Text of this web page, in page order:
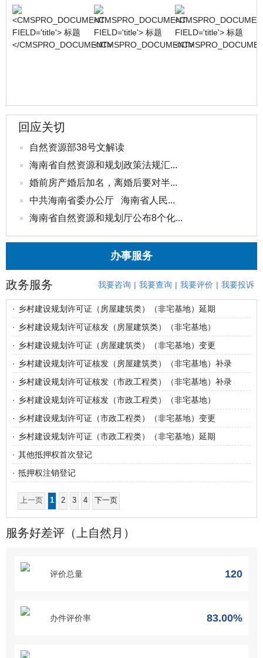
回应关切
自然资源部38号文解读
海南省自然资源和规划政策法规汇...
婚前房产婚后加名，离婚后要对半...
中共海南省委办公厅 海南省人民...
海南省自然资源和规划厅公布8个化...
办事服务
政务服务 我要咨询 | 我要查询 | 我要评价 | 我要投诉
· 乡村建设规划许可证（房屋建筑类）（非宅基地）延期
· 乡村建设规划许可证核发（房屋建筑类）（非宅基地）
· 乡村建设规划许可证（房屋建筑类）（非宅基地）变更
· 乡村建设规划许可证核发（房屋建筑类）（非宅基地）补录
· 乡村建设规划许可证核发（市政工程类）（非宅基地）补录
· 乡村建设规划许可证核发（市政工程类）（非宅基地）
· 乡村建设规划许可证（市政工程类）（非宅基地）变更
· 乡村建设规划许可证（市政工程类）（非宅基地）延期
· 其他抵押权首次登记
· 抵押权注销登记
上一页 1 2 3 4 下一页
服务好差评（上自然月）
评价总量 120
办件评价率 83.00%